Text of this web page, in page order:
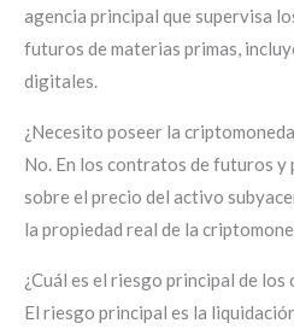
agencia principal que supervisa
futuros de materias primas,
digitales.
¿Necesito poseer la
No. En los contratos de futuros y
sobre el precio del activo
la propiedad real de la
¿Cuál es el riesgo principal de
El riesgo principal es la